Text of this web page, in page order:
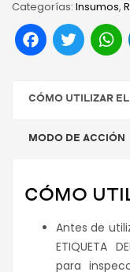
Categorías: Insumos,
CÓMO UTILIZAR
MODO DE ACCIÓN
CÓMO
Antes de
ETIQUETA
para